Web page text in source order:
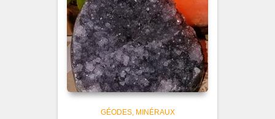
GÉODES MINÉRAUX